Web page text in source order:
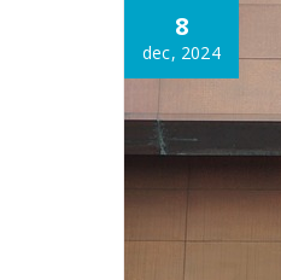
8
dec, 2024
Annonce